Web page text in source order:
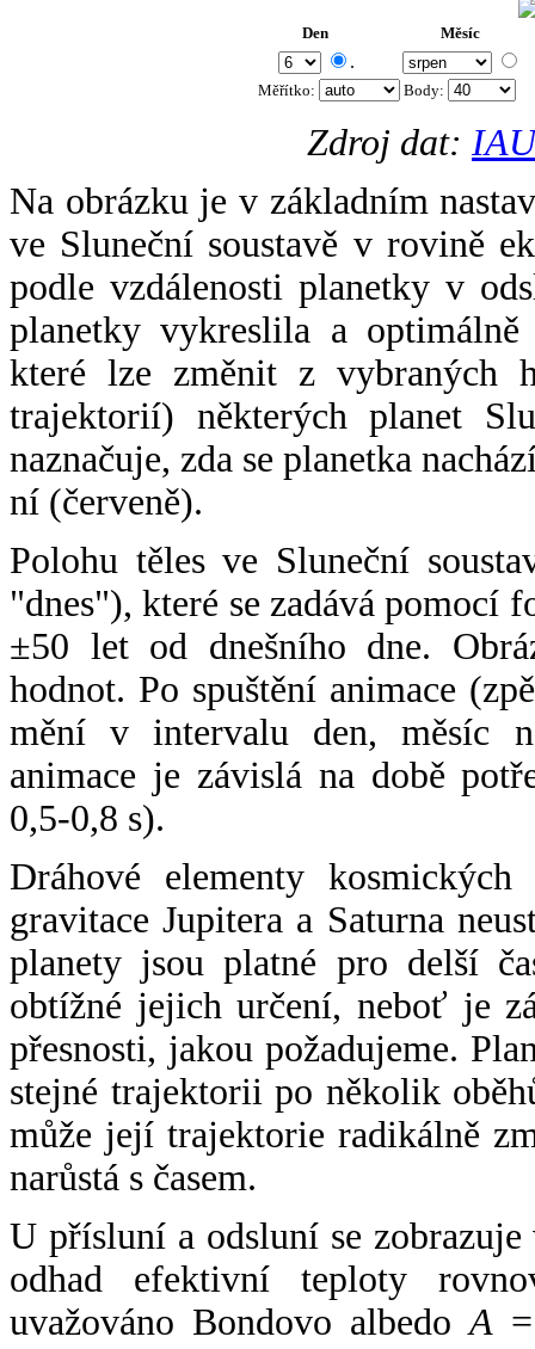
Den Měsíc
.
Měřítko: Body:
Zdroj dat:
Na obrázku je v základním
ve Sluneční soustavě v rovině
podle vzdálenosti planetky v
planetky vykreslila a
které lze změnit z vybraných
trajektorií) některých planet
naznačuje, zda se planetka
ní (červeně).
Polohu těles ve Sluneční
"dnes"), které se zadává pomocí
±50 let od dnešního dne.
hodnot. Po spuštění animace
mění v intervalu den, měsíc
animace je závislá na době
0,5-0,8 s).
Dráhové elementy
gravitace Jupitera a Saturna
planety jsou platné pro delší
obtížné jejich určení, neboť je
přesnosti, jakou požadujeme.
stejné trajektorii po několik
může její trajektorie radikálně
narůstá s časem.
U přísluní a odsluní se
odhad efektivní teploty
uvažováno Bondovo albedoA